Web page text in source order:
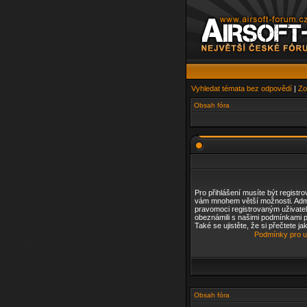
Vyhledat témata bez odpovědí |
Obsah fóra
Pro přihlášení musíte být
vám mnohem větší možnosti.
pravomoci registrovaným
obeznámili s našimi podmínkami
Také se ujistěte, že si přečtete
Podmínky pro
Obsah fóra